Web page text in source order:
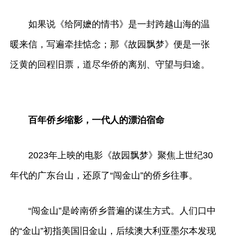
如果说《给阿嬷的情书》是一封跨越山海的温
暖来信，写遍牵挂惦念；那《故园飘梦》便是一张
泛黄的回程旧票，道尽华侨的离别、守望与归途。
百年侨乡缩影，一代人的漂泊宿命
2023年上映的电影《故园飘梦》聚焦上世纪30
年代的广东台山，还原了“闯金山”的侨乡往事。
“闯金山”是岭南侨乡普遍的谋生方式。人们口中
的“金山”初指美国旧金山，后续澳大利亚墨尔本发现